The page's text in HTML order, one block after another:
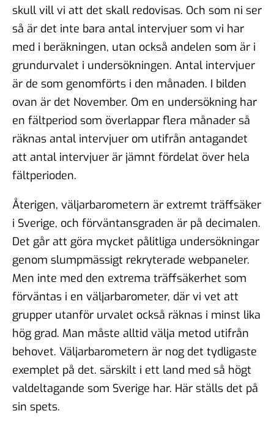
skull vill vi att det skall redovisas. Och som ni ser
så är det inte bara antal intervjuer som vi har
med i beräkningen, utan också andelen som är i
grundurvalet i undersökningen. Antal intervjuer
är de som genomförts i den månaden. I bilden
ovan är det November. Om en undersökning har
en fältperiod som överlappar flera månader så
räknas antal intervjuer om utifrån antagandet
att antal intervjuer är jämnt fördelat över hela
fältperioden.
Återigen, väljarbarometern är extremt träffsäker
i Sverige, och förväntansgraden är på decimalen.
Det går att göra mycket pålitliga undersökningar
genom slumpmässigt rekryterade webpaneler.
Men inte med den extrema träffsäkerhet som
förväntas i en väljarbarometer, där vi vet att
grupper utanför urvalet också räknas i minst lika
hög grad. Man måste alltid välja metod utifrån
behovet. Väljarbarometern är nog det tydligaste
exemplet på det. särskilt i ett land med så högt
valdeltagande som Sverige har. Här ställs det på
sin spets.